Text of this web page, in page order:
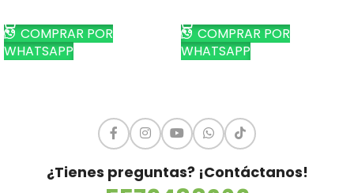
COMPRAR POR
WHATSAPP
COMPRAR POR
WHATSAPP
¿Tienes preguntas? ¡Contáctanos!